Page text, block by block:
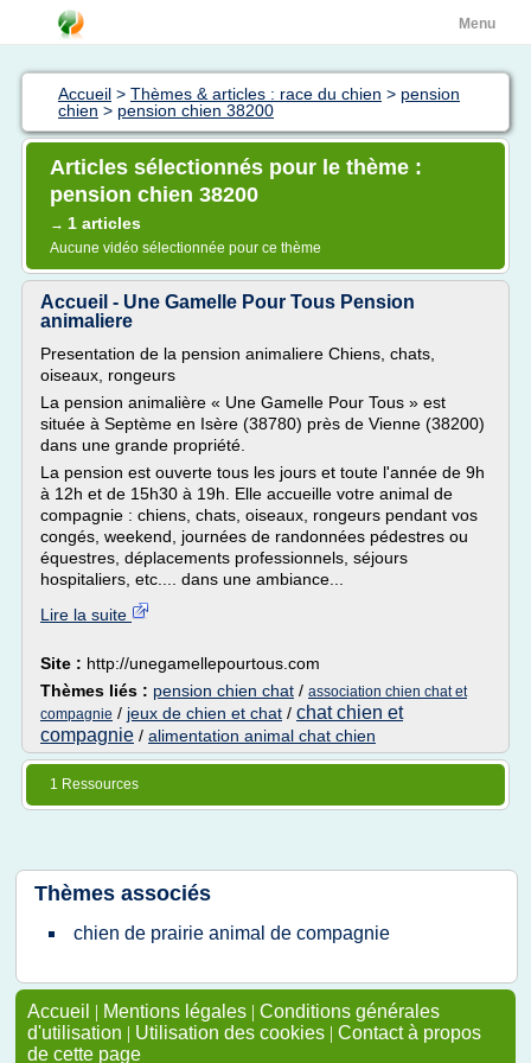
Menu
Accueil > Thèmes & articles : race du chien > pension
chien > pension chien 38200
Articles sélectionnés pour le thème :
pension chien 38200
→ 1 articles
Aucune vidéo sélectionnée pour ce thème
Accueil - Une Gamelle Pour Tous Pension
animaliere
Presentation de la pension animaliere Chiens, chats,
oiseaux, rongeurs
La pension animalière « Une Gamelle Pour Tous » est
située à Septème en Isère (38780) près de Vienne (38200)
dans une grande propriété.
La pension est ouverte tous les jours et toute l'année de 9h
à 12h et de 15h30 à 19h. Elle accueille votre animal de
compagnie : chiens, chats, oiseaux, rongeurs pendant vos
congés, weekend, journées de randonnées pédestres ou
équestres, déplacements professionnels, séjours
hospitaliers, etc.... dans une ambiance...
Lire la suite
Site : http://unegamellepourtous.com
Thèmes liés : pension chien chat / association chien chat et
compagnie / jeux de chien et chat / chat chien et
compagnie / alimentation animal chat chien
1 Ressources
Thèmes associés
chien de prairie animal de compagnie
Accueil | Mentions légales | Conditions générales
d'utilisation | Utilisation des cookies | Contact à propos
de cette page